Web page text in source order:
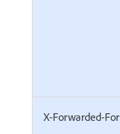
X-Forwarded-For